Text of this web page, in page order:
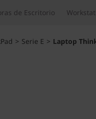
de Escritorio
> Serie E > Laptop